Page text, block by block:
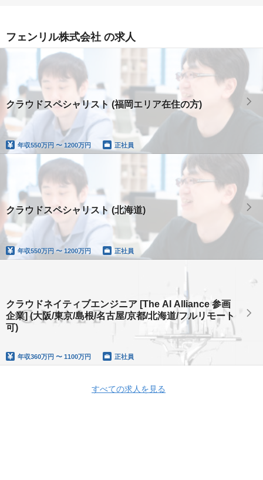
フェンリル株式会社 の求人
クラウドスペシャリスト (福岡エリア在住の方)
年収550万円 〜 1200万円 正社員
クラウドスペシャリスト (北海道)
年収550万円 〜 1200万円 正社員
クラウドネイティブエンジニア [The AI Alliance 参画
企業] (大阪/東京/島根/名古屋/京都/北海道/フルリモート
可)
年収360万円 〜 1100万円 正社員
すべての求人を見る